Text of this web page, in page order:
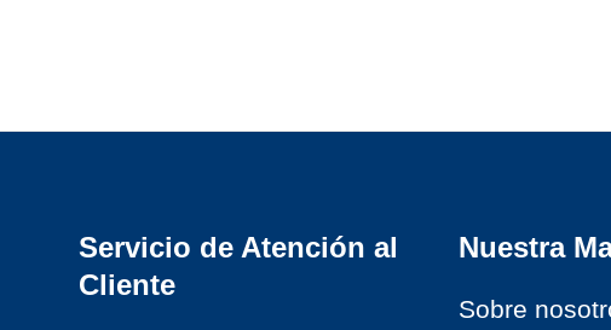
Servicio de Atención al
Cliente
Nuestra
Sobre